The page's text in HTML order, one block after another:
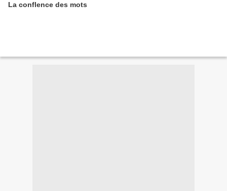
La conflence des mots